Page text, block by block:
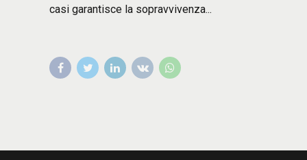
casi garantisce la sopravvivenza...